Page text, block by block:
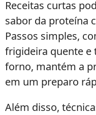
Receitas curtas
sabor da proteína
Passos simples,
frigideira quente e
forno, mantém a
em um preparo
Além disso,